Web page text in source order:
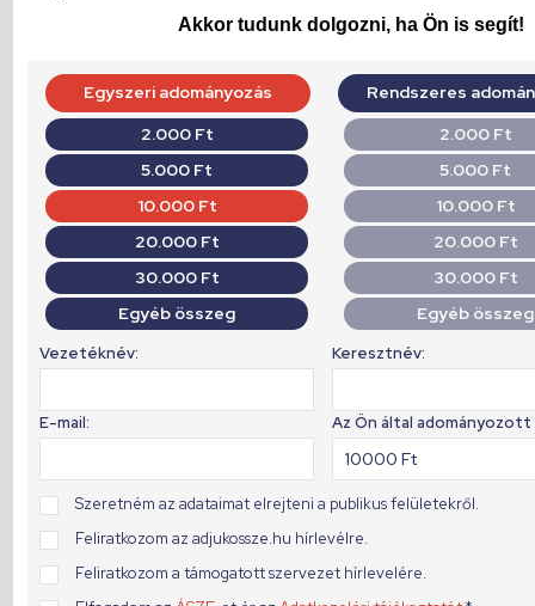
Akkor tudunk dolgozni, ha Ön is segít!